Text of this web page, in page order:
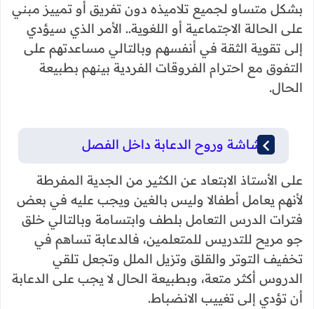
بشكل متساو لجميع تلاميذه دون تفريق أو تمييز مبني
على الحالة الاجتماعية أو اللغوية.. الأمر الذي سيؤدي
إلى تقوية الثقة في أنفسهم وبالتالي مساعدتهم على
التفوق مع احترام الفروقات الفردية بينهم بطبيعة
الحال.
البشاشة وروح الدعابة داخل الفصل
على الأستاذ الابتعاد عن الكثير من الجدية المفرطة
لأنهم يعامل أطفالا وليس بالغين ويجب عليه في بعض
فترات الدرس التعامل بلطف وابتسامة وبالتالي خلق
جو مريح للتدريس للمتعلمين، فالدعابة تساهم في
تخفيف التوتر والقلق وتزيل الملل وتجعل تلقي
الدروس أكثر متعة، وبطبيعة الحال لا يجب على الدعابة
أن تؤدي إلى تغييب الانضباط.